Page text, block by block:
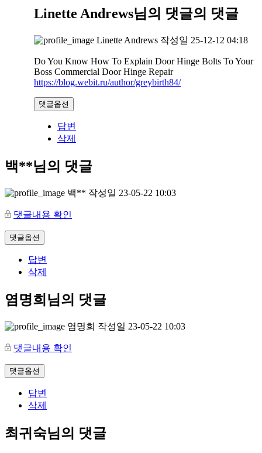
Linette Andrews님의 댓글의 댓글
Linette Andrews 작성일 25-12-12 04:18
Do You Know How To Explain Door Hinge Bolts To Your
Boss Commercial Door Hinge Repair
https://blog.webit.ru/author/greybirth84/
댓글옵션
답변
삭제
백**님의 댓글
백** 작성일 23-05-22 10:03
댓글내용 확인
댓글옵션
답변
삭제
염명희님의 댓글
염명희 작성일 23-05-22 10:03
댓글내용 확인
댓글옵션
답변
삭제
최귀숙님의 댓글